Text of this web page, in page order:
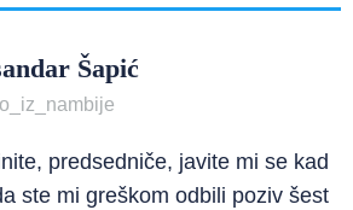
Šapić
predsedniče, javite mi se kad
ste mi greškom odbili poziv šest